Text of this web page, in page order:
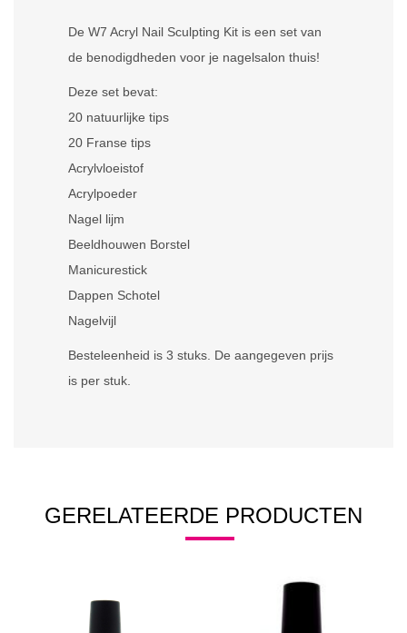
De W7 Acryl Nail Sculpting Kit is een set van
de benodigdheden voor je nagelsalon thuis!
Deze set bevat:
20 natuurlijke tips
20 Franse tips
Acrylvloeistof
Acrylpoeder
Nagel lijm
Beeldhouwen Borstel
Manicurestick
Dappen Schotel
Nagelvijl
Besteleenheid is 3 stuks. De aangegeven prijs
is per stuk.
GERELATEERDE PRODUCTEN